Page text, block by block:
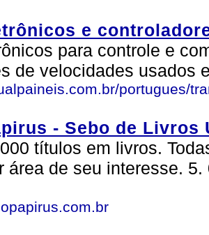
e
para controle e
de velocidades usados
portugues/
- Sebo de Livros
títulos em livros.
área de seu interesse.